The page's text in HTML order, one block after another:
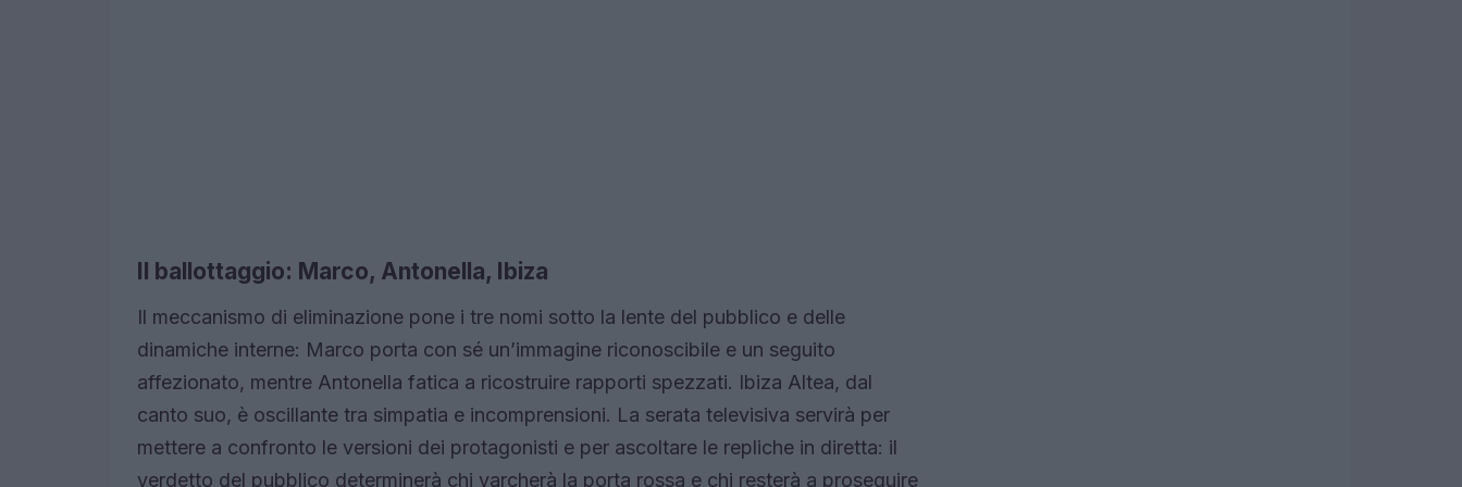
Il ballottaggio: Marco, Antonella, Ibiza
Il meccanismo di eliminazione pone i tre nomi sotto la lente del pubblico e delle
dinamiche interne: Marco porta con sé un’immagine riconoscibile e un seguito
affezionato, mentre Antonella fatica a ricostruire rapporti spezzati. Ibiza Altea, dal
canto suo, è oscillante tra simpatia e incomprensioni. La serata televisiva servirà per
mettere a confronto le versioni dei protagonisti e per ascoltare le repliche in diretta: il
verdetto del pubblico determinerà chi varcherà la porta rossa e chi resterà a proseguire